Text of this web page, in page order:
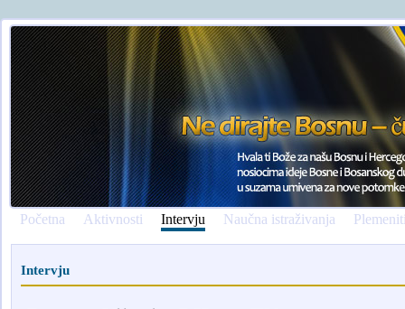
Početna Aktivnosti Intervju Naučna istraživanja
Intervju